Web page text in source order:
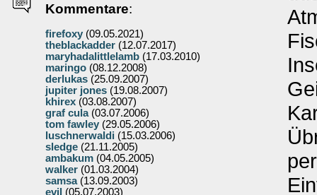
Kommentare:
firefoxy (09.05.2021)
theblackadder (12.07.2017)
maryhadalittlelamb (17.03.2010)
maringo (08.12.2008)
derlukas (25.09.2007)
jupiter jones (19.08.2007)
khirex (03.08.2007)
graf cula(03.07.2006)
tom fawley (29.05.2006)
luschnerwaldi (15.03.2006)
sledge (21.11.2005)
ambakum (04.05.2005)
walker (01.03.2004)
samsa(13.09.2003)
evil (05.07.2003)